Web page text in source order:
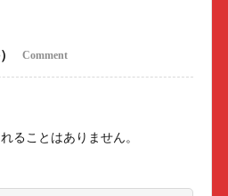
Comment
ることはありません。